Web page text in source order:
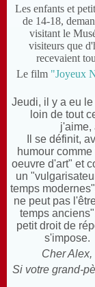
Les enfants et
de 14-18,
visitant le
visiteurs que
recevaient
Le film "Joyeux
Jeudi, il y a eu
loin de tout
j'aime,
Il se définit,
humour
oeuvre d'art" et
un
temps
ne peut pas
temps
petit droit de
s'impose.
Cher Alex,
Si votre grand-